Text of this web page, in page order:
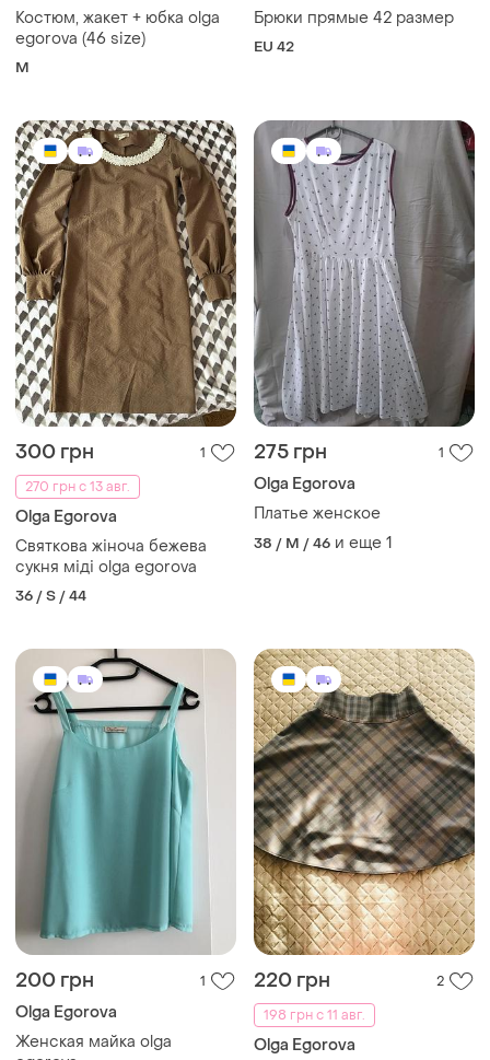
Костюм, жакет + юбка olga
egorova (46 size)
M
Брюки прямые 42 размер
EU 42
300 грн
1
270 грн с 13 авг.
Olga Egorova
Святкова жіноча бежева
сукня міді olga egorova
36 / S / 44
275 грн 1
Olga Egorova
Платье женское
38 / M / 46 и еще 1
200 грн 1
Olga Egorova
Женская майка olga
220 грн
2
198 грн с 11 авг.
Olga Egorova